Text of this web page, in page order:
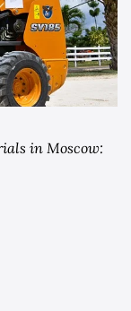
in Moscow: